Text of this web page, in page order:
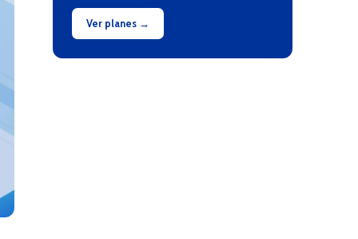
Ver planes →